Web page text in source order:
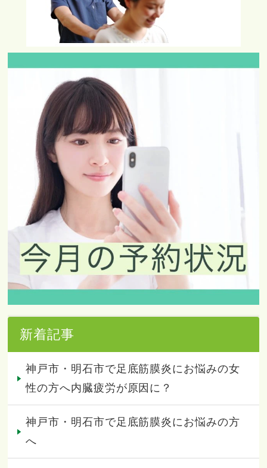
新着記事
神戸市・明石市で足底筋膜炎にお悩みの女
性の方へ内臓疲労が原因に？
神戸市・明石市で足底筋膜炎にお悩みの方
へ